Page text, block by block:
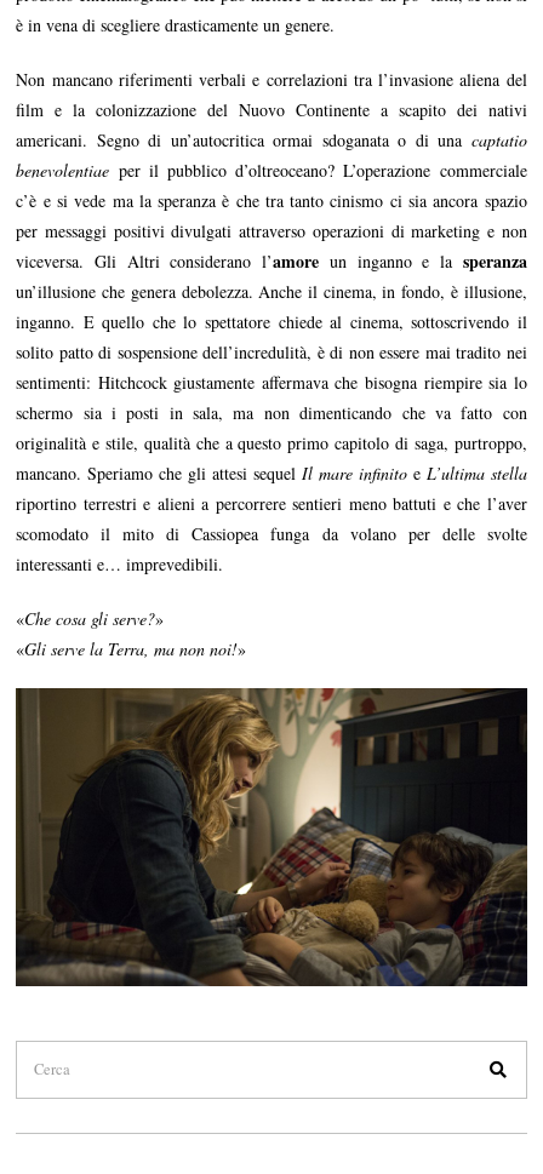
è in vena di scegliere drasticamente un genere.
Non mancano riferimenti verbali e correlazioni tra l’invasione aliena del
film e la colonizzazione del Nuovo Continente a scapito dei nativi
americani. Segno di un’autocritica ormai sdoganata o di una captatio
benevolentiae per il pubblico d’oltreoceano? L’operazione commerciale
c’è e si vede ma la speranza è che tra tanto cinismo ci sia ancora spazio
per messaggi positivi divulgati attraverso operazioni di marketing e non
viceversa. Gli Altri considerano l’amore un inganno e la speranza
un’illusione che genera debolezza. Anche il cinema, in fondo, è illusione,
inganno. E quello che lo spettatore chiede al cinema, sottoscrivendo il
solito patto di sospensione dell’incredulità, è di non essere mai tradito nei
sentimenti: Hitchcock giustamente affermava che bisogna riempire sia lo
schermo sia i posti in sala, ma non dimenticando che va fatto con
originalità e stile, qualità che a questo primo capitolo di saga, purtroppo,
mancano. Speriamo che gli attesi sequel Il mare infinitoe L’ultima stella
riportino terrestri e alieni a percorrere sentieri meno battuti e che l’aver
scomodato il mito di Cassiopea funga da volano per delle svolte
interessanti e… imprevedibili.
«Che cosa gli serve?»
«Gli serve la Terra, ma non noi!»